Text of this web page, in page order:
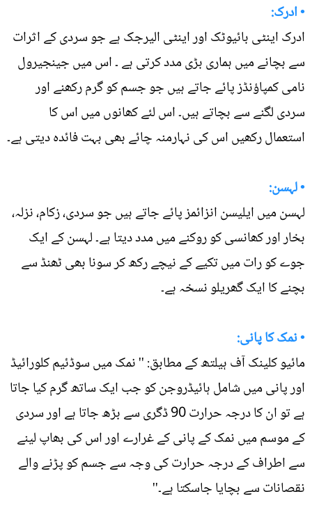
• ادرک:
ادرک اینٹی بائیوٹک اور اینٹی الیرجک ہے جو سردی کے اثرات
سے بچانے میں ہماری بڑی مدد کرتی ہے ۔ اس میں جینجیرول
نامی کمپاؤنڈز پائے جاتے ہیں جو جسم کو گرم رکھنے اور
سردی لگنے سے بچاتے ہیں۔ اس لئے کھانوں میں اس کا
استعمال رکھیں اس کی نہارمنہ چائے بھی بہت فائدہ دیتی ہے۔
• لہسن:
لہسن میں ایلیسن انزائمز پائے جاتے ہیں جو سردی، زکام، نزلہ،
بخار اور کھانسی کو روکنے میں مدد دیتا ہے۔ لہسن کے ایک
جوے کو رات میں تکیے کے نیچے رکھ کر سونا بھی ٹھنڈ سے
بچنے کا ایک گھریلو نسخہ ہے۔
• نمک کا پانی:
مائیو کلینک آف ہیلتھ کے مطابق: '' نمک میں سوڈئیم کلورائیڈ
اور پانی میں شامل ہائیڈروجن کو جب ایک ساتھ گرم کیا جاتا
ہے تو ان کا درجہ حرارت 90 ڈگری سے بڑھ جاتا ہے اور سردی
کے موسم میں نمک کے پانی کے غرارے اور اس کی بھاپ لینے
سے اطراف کے درجہ حرارت کی وجہ سے جسم کو پڑنے والے
نقصانات سے بچایا جاسکتا ہے۔''